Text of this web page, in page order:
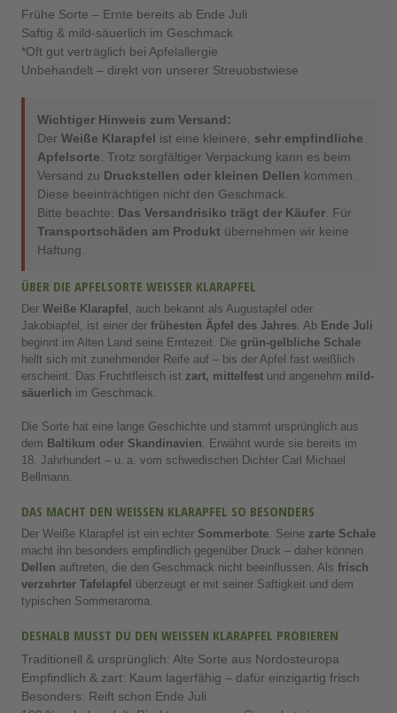
Frühe Sorte – Ernte bereits ab Ende Juli
Saftig & mild-säuerlich im Geschmack
*Oft gut verträglich bei Apfelallergie
Unbehandelt – direkt von unserer Streuobstwiese
Wichtiger Hinweis zum Versand:
Der Weiße Klarapfel ist eine kleinere, sehr empfindliche
Apfelsorte. Trotz sorgfältiger Verpackung kann es beim
Versand zu Druckstellen oder kleinen Dellen kommen.
Diese beeinträchtigen nicht den Geschmack.
Bitte beachte: Das Versandrisiko trägt der Käufer. Für
Transportschäden am Produkt übernehmen wir keine
Haftung.
ÜBER DIE APFELSORTE WEISSER KLARAPFEL
Der Weiße Klarapfel, auch bekannt als Augustapfel oder
Jakobiapfel, ist einer der frühesten Äpfel des Jahres. Ab Ende Juli
beginnt im Alten Land seine Erntezeit. Die grün-gelbliche Schale
hellt sich mit zunehmender Reife auf – bis der Apfel fast weißlich
erscheint. Das Fruchtfleisch ist zart, mittelfest und angenehm mild-
säuerlich im Geschmack.
Die Sorte hat eine lange Geschichte und stammt ursprünglich aus
dem Baltikum oder Skandinavien. Erwähnt wurde sie bereits im
18. Jahrhundert – u. a. vom schwedischen Dichter Carl Michael
Bellmann.
DAS MACHT DEN WEISSEN KLARAPFEL SO BESONDERS
Der Weiße Klarapfel ist ein echter Sommerbote. Seine zarte Schale
macht ihn besonders empfindlich gegenüber Druck – daher können
Dellen auftreten, die den Geschmack nicht beeinflussen. Als frisch
verzehrter Tafelapfel überzeugt er mit seiner Saftigkeit und dem
typischen Sommeraroma.
DESHALB MUSST DU DEN WEISSEN KLARAPFEL PROBIEREN
Traditionell & ursprünglich: Alte Sorte aus Nordosteuropa
Empfindlich & zart: Kaum lagerfähig – dafür einzigartig frisch
Besonders: Reift schon Ende Juli